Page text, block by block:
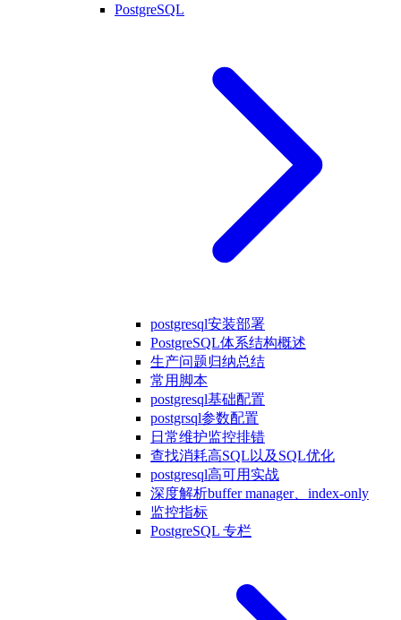
PostgreSQL
postgresql安装部署
PostgreSQL体系结构概述
生产问题归纳总结
常用脚本
postgresql基础配置
postgrsql参数配置
日常维护监控排错
查找消耗高SQL以及SQL优化
postgresql高可用实战
深度解析buffer manager、index-only
监控指标
PostgreSQL 专栏